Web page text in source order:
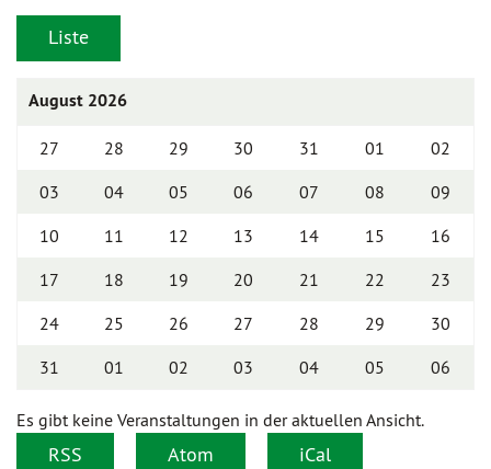
Liste
August 2026
27 28 29 30 31 01
02
03
04 05 06 07 08
09
10
11 12 13 14 15
16
17
18 19 20 21 22
23
24
25 26 27 28 29
30
31
01 02 03 04 05 06
Es gibt keine Veranstaltungen in der aktuellen Ansicht.
RSS Atom iCal